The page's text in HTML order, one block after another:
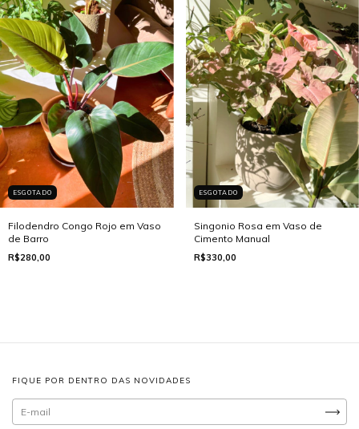
ESGOTADO
Filodendro Congo Rojo em Vaso
de Barro
R$280,00
ESGOTADO
Singonio Rosa em Vaso de
Cimento Manual
R$330,00
FIQUE POR DENTRO DAS NOVIDADES